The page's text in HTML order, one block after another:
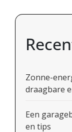
Zonne-
draagbare
Een
en tips